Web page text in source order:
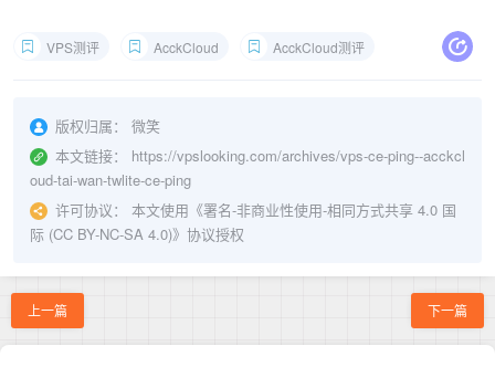
VPS测评 AcckCloud AcckCloud测评
版权归属：
微笑
本文链接：
https://vpslooking.com/archives/vps-ce-ping--acckcl
oud-tai-wan-twlite-ce-ping
许可协议：
本文使用《署名-非商业性使用-相同方式共享 4.0 国
际 (CC BY-NC-SA 4.0)》协议授权
上一篇 下一篇